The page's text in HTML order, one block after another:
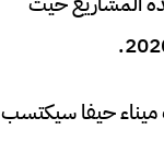
ميناء حيفا سيكتسب